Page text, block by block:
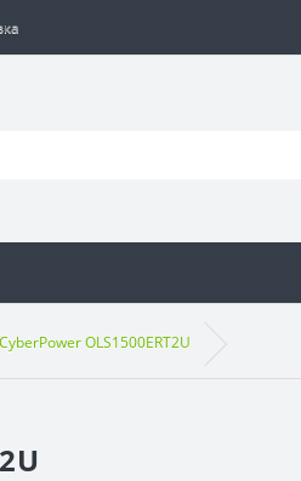
OLS1500ERT2U